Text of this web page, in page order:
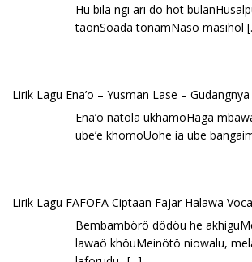
Hu bila ngi ari do hot
taonSoada tonamNaso masihol
Lirik Lagu Ena’o – Yusman Lase –
Ena’o natola ukhamoHaga
ube’e khomoUohe ia ube
Lirik Lagu FAFOFA Ciptaan Fajar Halawa
Bembambörö dödöu he
lawaö khöuMeinötö niowalu,